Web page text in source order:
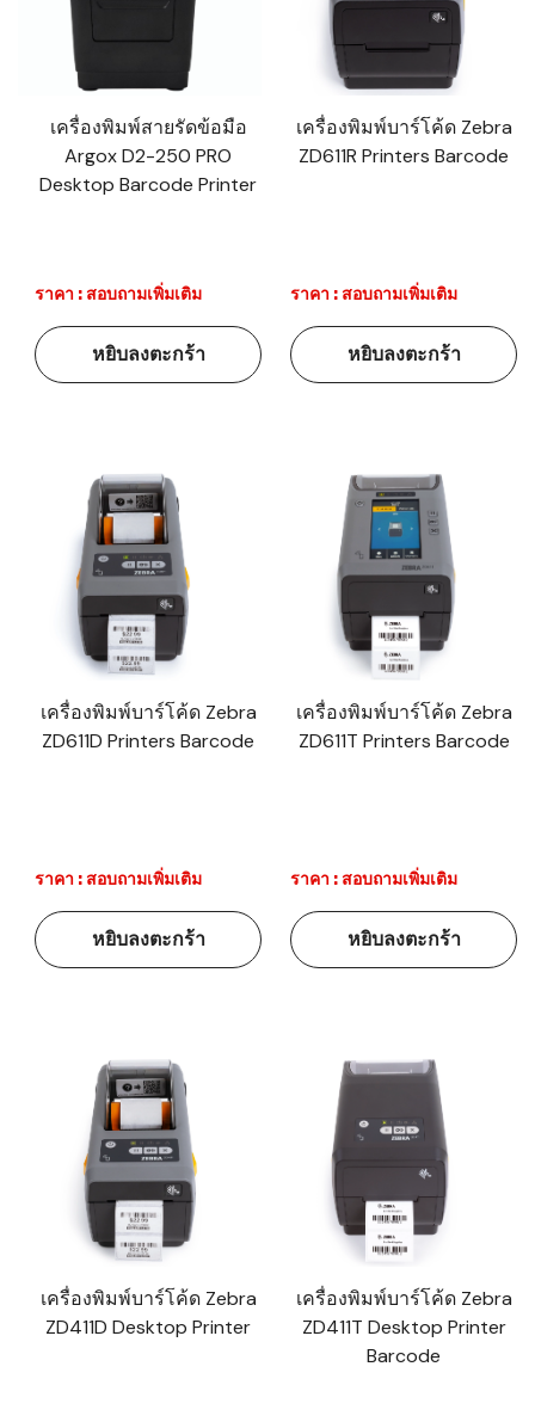
เครื่องพิมพ์สายรัดข้อมือ
Argox D2-250 PRO
Desktop Barcode Printer
ราคา : สอบถามเพิ่มเติม
หยิบลงตะกร้า
เครื่องพิมพ์บาร์โค้ด Zebra
ZD611R Printers Barcode
ราคา : สอบถามเพิ่มเติม
หยิบลงตะกร้า
เครื่องพิมพ์บาร์โค้ด Zebra
ZD611D Printers Barcode
ราคา : สอบถามเพิ่มเติม
หยิบลงตะกร้า
เครื่องพิมพ์บาร์โค้ด Zebra
ZD611T Printers Barcode
ราคา : สอบถามเพิ่มเติม
หยิบลงตะกร้า
เครื่องพิมพ์บาร์โค้ด Zebra
ZD411D Desktop Printer
เครื่องพิมพ์บาร์โค้ด Zebra
ZD411T Desktop Printer
Barcode